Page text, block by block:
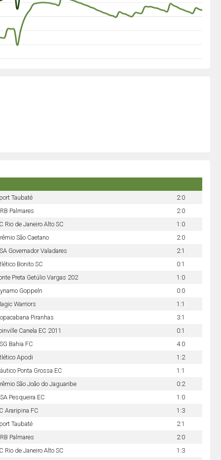
Taubaté
2:0
Palmares
2:0
Rio de Janeiro Alto SC
1:0
São Caetano
2:0
Governador Valadares
2:1
Bonito SC
0:1
Preta Getúlio Vargas 202
1:0
Goppeln
0:0
Warriors
1:1
Piranhas
3:1
Canela EC 2011
0:1
Bahia FC
4:0
Apodi
1:2
Ponta Grossa EC
1:1
São João do Jaguaribe
0:2
Pesqueira EC
1:0
Araripina FC
1:3
Taubaté
2:1
Palmares
2:0
Rio de Janeiro Alto SC
1:3